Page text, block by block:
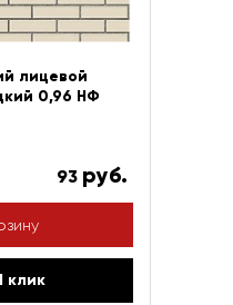
лицевой
0,96 НФ
93 руб.
клик